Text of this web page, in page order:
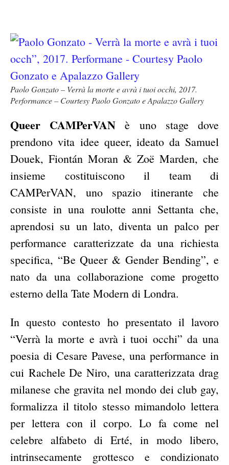
Paolo Gonzato – Verrà la morte e avrà i tuoi occhi, 2017.
Performance – Courtesy Paolo Gonzato e Apalazzo Gallery
Queer CAMPerVAN è uno stage dove
prendono vita idee queer, ideato da Samuel
Douek, Fiontán Moran & Zoë Marden, che
insieme costituiscono il team di
CAMPerVAN, uno spazio itinerante che
consiste in una roulotte anni Settanta che,
aprendosi su un lato, diventa un palco per
performance caratterizzate da una richiesta
specifica, “Be Queer & Gender Bending”, e
nato da una collaborazione come progetto
esterno della Tate Modern di Londra.
In questo contesto ho presentato il lavoro
“Verrà la morte e avrà i tuoi occhi” da una
poesia di Cesare Pavese, una performance in
cui Rachele De Niro, una caratterizzata drag
milanese che gravita nel mondo dei club gay,
formalizza il titolo stesso mimandolo lettera
per lettera con il corpo. Lo fa come nel
celebre alfabeto di Erté, in modo libero,
intrinsecamente grottesco e condizionato